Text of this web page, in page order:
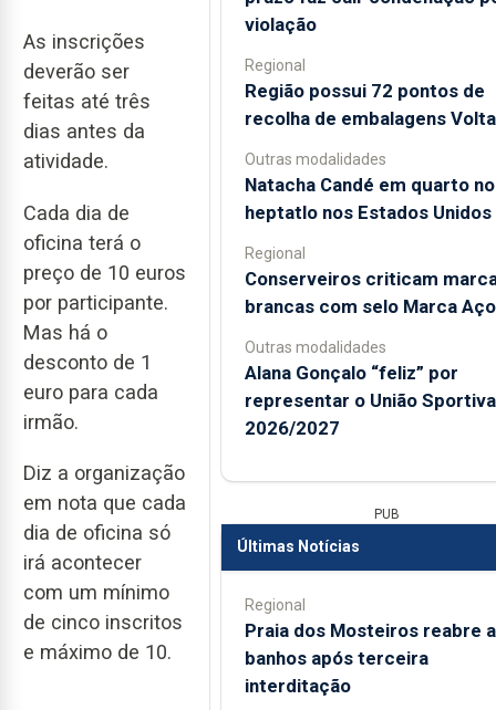
As inscrições
deverão ser
feitas até três
dias antes da
atividade.
Cada dia de
oficina terá o
preço de 10 euros
por participante.
Mas há o
desconto de 1
euro para cada
irmão.
Diz a organização
em nota que cada
dia de oficina só
irá acontecer
com um mínimo
de cinco inscritos
e máximo de 10.
violação
Regional
Região possui 72 pontos de
recolha de embalagens Volta
Outras modalidades
Natacha Candé em quarto no
heptatlo nos Estados Unidos
Regional
Conserveiros criticam
brancas com selo Marca
Outras modalidades
Alana Gonçalo “feliz” por
representar o União
2026/2027
PUB
Últimas Notícias
Regional
Praia dos Mosteiros reabre a
banhos após terceira
interditação